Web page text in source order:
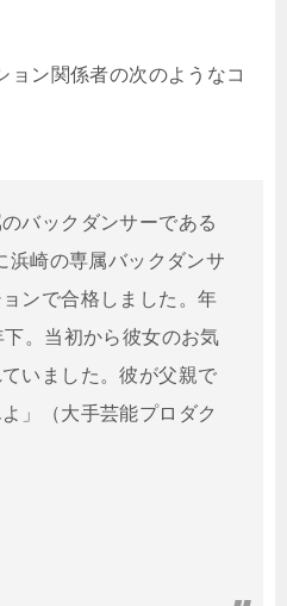
ョン関係者の次のようなコ
バックダンサーである
浜崎の専属バックダンサ
ンで合格しました。年
。当初から彼女のお気
いました。彼が父親で
」（大手芸能プロダク